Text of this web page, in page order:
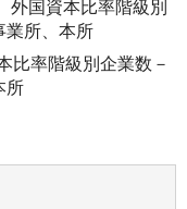
外国資本比率階級別
業所、本所
比率階級別企業数－
所